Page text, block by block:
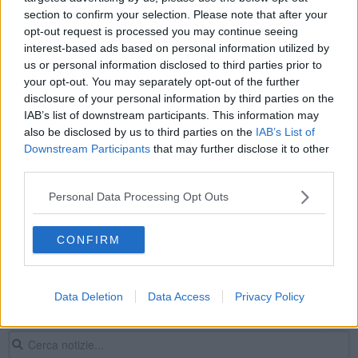
section to confirm your selection. Please note that after your
opt-out request is processed you may continue seeing
interest-based ads based on personal information utilized by
us or personal information disclosed to third parties prior to
your opt-out. You may separately opt-out of the further
disclosure of your personal information by third parties on the
IAB’s list of downstream participants. This information may
also be disclosed by us to third parties on the IAB’s List of
Downstream Participants that may further disclose it to other
Personal Data Processing Opt Outs
CONFIRM
Data Deletion Data Access Privacy Policy
Inquinamento, che aria tira nelle città toscane
Miss Estate Toscana Celebration in passerella
Nubifragio, proiettili di ghiaccio e migliaia senza
luce
L’oreficeria non aiuta l’incremento dell’Export
Premi agli studenti, anche per i droni
Aliante precipita, muoiono istruttore e allievo
27 nuovi ambiti per il turismo in Toscana
​Primavera nel Borgo delle Camelie